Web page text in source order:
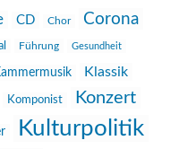
CD Chor Corona
Führung Gesundheit
Klassik
Komponist Konzert
Kulturpolitik